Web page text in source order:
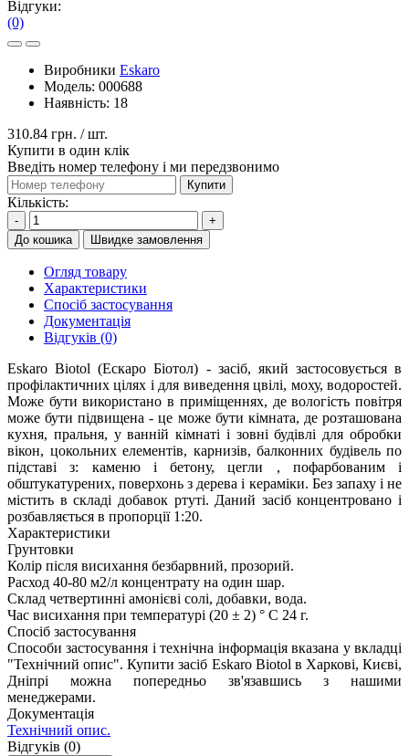
Відгуки:
(0)
Виробники Eskaro
Модель: 000688
Наявність: 18
310.84 грн. / шт.
Купити в один клік
Введіть номер телефону і ми передзвонимо
Купити
Кількість:
-
+
До кошика
Швидке замовлення
Огляд товару
Характеристики
Спосіб застосування
Документація
Відгуків (0)
Eskaro Biotol (Ескаро Біотол) - засіб, який застосовується в
профілактичних цілях і для виведення цвілі, моху, водоростей.
Може бути використано в приміщеннях, де вологість повітря
може бути підвищена - це може бути кімната, де розташована
кухня, пральня, у ванній кімнаті і зовні будівлі для обробки
вікон, цокольних елементів, карнизів, балконних будівель по
підставі з: каменю і бетону, цегли , пофарбованим і
обштукатурених, поверхонь з дерева і кераміки. Без запаху і не
містить в складі добавок ртуті. Даний засіб концентровано і
розбавляється в пропорції 1:20.
Характеристики
Грунтовки
Колір після висихання безбарвний, прозорий.
Расход 40-80 м2/л концентрату на один шар.
Склад четвертинні амонієві солі, добавки, вода.
Час висихання при температурі (20 ± 2) ° С 24 г.
Спосіб застосування
Способи застосування і технічна інформація вказана у вкладці
"Технічний опис". Купити засіб Eskaro Biotol в Харкові, Києві,
Дніпрі можна попередньо зв'язавшись з нашими
менеджерами.
Документація
Технічний опис.
Відгуків (0)